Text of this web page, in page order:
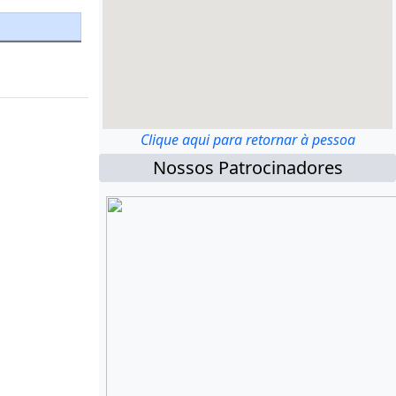
Clique aqui para retornar à pessoa
Nossos Patrocinadores